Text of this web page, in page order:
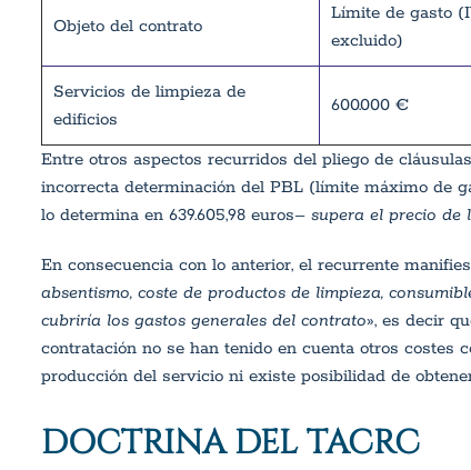
Objeto del contrato
Límite de gasto
excluido)
Servicios de limpieza de
edificios
600.000 €
Entre otros aspectos recurridos del pliego de
incorrecta determinación del PBL (límite máximo de
lo determina en 639.605,98 euros– supera el precio de
En consecuencia con lo anterior, el recurrente
absentismo, coste de productos de limpieza,
cubriría los gastos generales del contrato», es decir
contratación no se han tenido en cuenta otros costes
producción del servicio ni existe posibilidad de
DOCTRINA DEL TACRC